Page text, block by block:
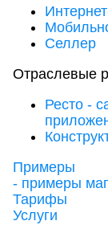
Селлер
Отраслевые
Ресто -
Примеры
- примеры
Тарифы
Услуги